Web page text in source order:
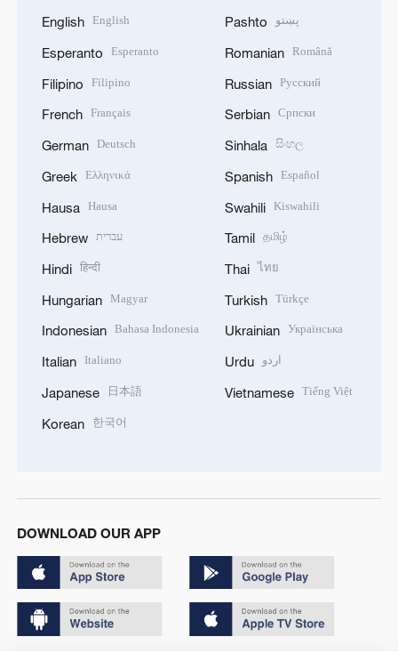
English English
Esperanto Esperanto
Filipino Filipino
French Français
German Deutsch
Greek Ελληνικά
Hausa Hausa
Hebrew עברית
Hindi हिन्दी
Hungarian Magyar
Indonesian Bahasa Indonesia
Italian Italiano
Japanese 日本語
Korean 한국어
Pashto پښتو
Romanian Română
Russian Русский
Serbian Српски
Sinhala සිංහල
Spanish Español
Swahili Kiswahili
Tamil தமிழ்
Thai ไทย
Turkish Türkçe
Ukrainian Українська
Urdu اردو
Vietnamese Tiếng Việt
DOWNLOAD OUR APP